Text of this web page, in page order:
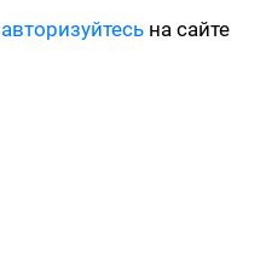
авторизуйтесь на сайте